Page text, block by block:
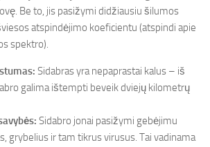
Be to, jis pasižymi didžiausiu šilumos
atspindėjimo koeficientu (atspindi apie
spektro).
Sidabras yra nepaprastai kalus – iš
galima ištempti beveik dviejų kilometrų
Sidabro jonai pasižymi gebėjimu
grybelius ir tam tikrus virusus. Tai vadinama